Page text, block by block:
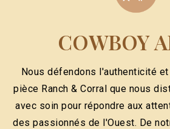
COWBOY
Nous défendons l'authenticité et
pièce Ranch & Corral que nous
avec soin pour répondre aux
des passionnés de l'Ouest. De